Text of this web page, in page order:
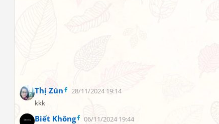
Thị Zún
28/11/2024 19:14
kkk
Biết Không
06/11/2024 19:44